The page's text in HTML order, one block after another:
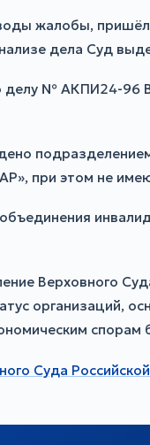
жалобы, пришёл
дела Суд
делу № АКПИ24-96
при этом не
Верховного
организаций,
Суда